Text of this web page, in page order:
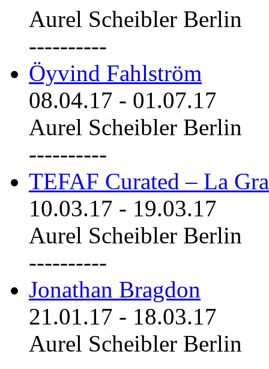
Aurel Scheibler Berlin
----------
Öyvind Fahlström
08.04.17 - 01.07.17
Aurel Scheibler Berlin
----------
TEFAF Curated – La
10.03.17 - 19.03.17
Aurel Scheibler Berlin
----------
Jonathan Bragdon
21.01.17 - 18.03.17
Aurel Scheibler Berlin